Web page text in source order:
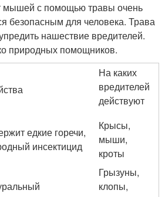
мышей с помощью травы очень
безопасным для человека. Трава
нашествие вредителей.
природных помощников.
На каких
вредителей
действуют
едкие горечи,
инсектицид
Крысы,
мыши,
кроты
Грызуны,
клопы,